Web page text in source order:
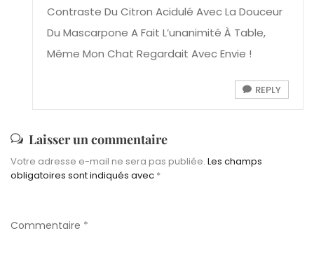
Contraste Du Citron Acidulé Avec La Douceur
Du Mascarpone A Fait L’unanimité À Table,
Même Mon Chat Regardait Avec Envie !
REPLY
Laisser un commentaire
Votre adresse e-mail ne sera pas publiée. Les champs
obligatoires sont indiqués avec *
Commentaire *